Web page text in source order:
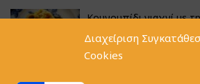
Διαχείριση
Cookies
Κουνουπίδι γιαχνί με